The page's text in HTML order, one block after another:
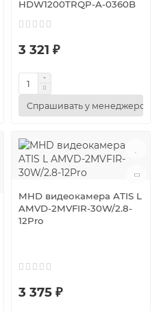
HDW1200TRQP-A-0360B
3 321 ₽
Спрашивать у менеджеров
MHD видеокамера ATIS L
AMVD-2MVFIR-30W/2.8-
12Pro
3 375 ₽